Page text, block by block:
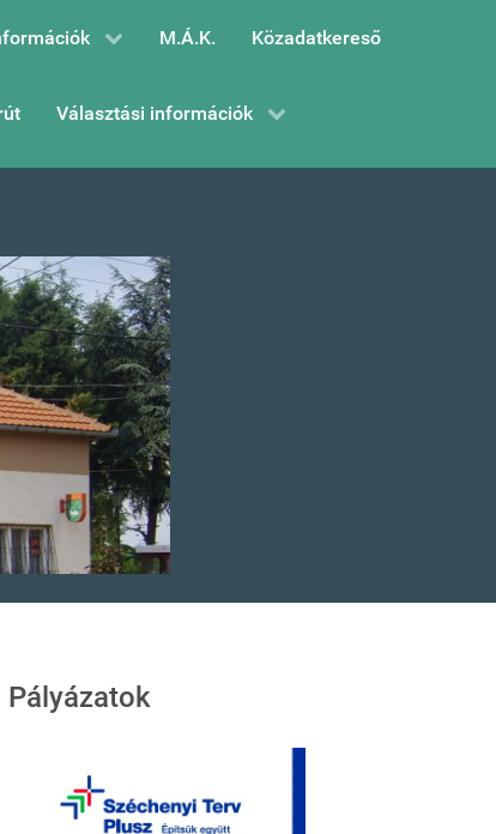
M.Á.K. Közadatkereső
Választási információk
Pályázatok